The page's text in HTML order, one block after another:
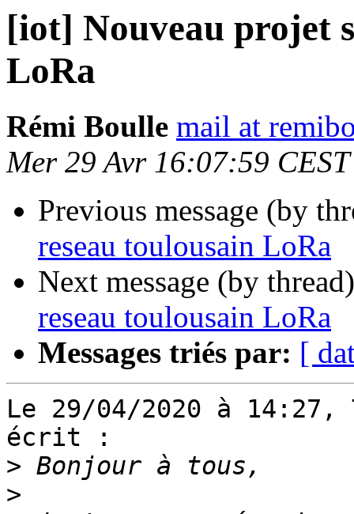
[iot] Nouveau projet
LoRa
Rémi Boulle mail at
Mer 29 Avr 16:07:59
Previous message (by
reseau toulousain LoRa
Next message (by
reseau toulousain LoRa
Messages triés par: [
Le 29/04/2020 à 14:27,
écrit :
>
>